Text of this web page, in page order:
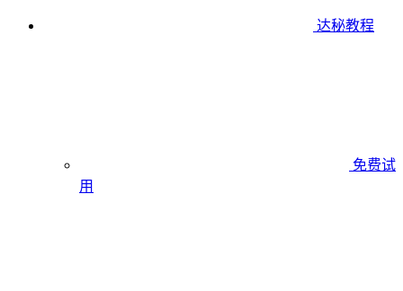
达秘教程
免费试
用